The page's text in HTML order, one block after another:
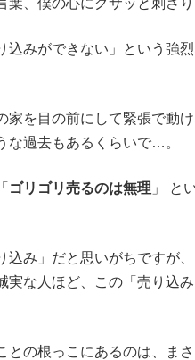
込みができない」という強
家を目の前にして緊張で動
な過去もあるくらいで…。
ゴリゴリ売るのは無理 」 と
込み」だと思いがちですが
実な人ほど、この「売り込
との根っこにあるのは、まさ